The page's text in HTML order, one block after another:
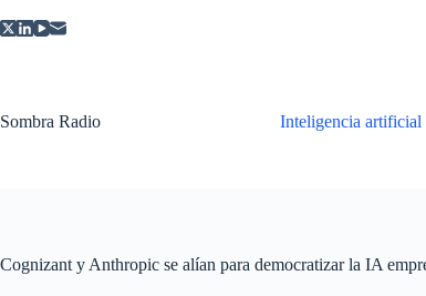
al
Sombra Radio Inteligencia artificial
Cognizant y Anthropic se alían para democratizar la IA